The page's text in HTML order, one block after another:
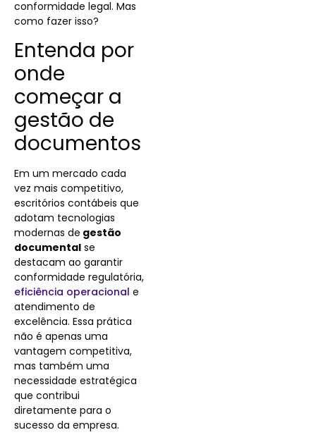
conformidade legal. Mas
como fazer isso?
Entenda por
onde
começar a
gestão de
documentos
Em um mercado cada
vez mais competitivo,
escritórios contábeis que
adotam tecnologias
modernas de gestão
documental se
destacam ao garantir
conformidade regulatória,
eficiência operacional e
atendimento de
excelência. Essa prática
não é apenas uma
vantagem competitiva,
mas também uma
necessidade estratégica
que contribui
diretamente para o
sucesso da empresa.